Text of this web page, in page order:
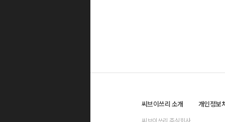
씨브이쓰리 소개 개인정보
씨브이쓰리 주식회사